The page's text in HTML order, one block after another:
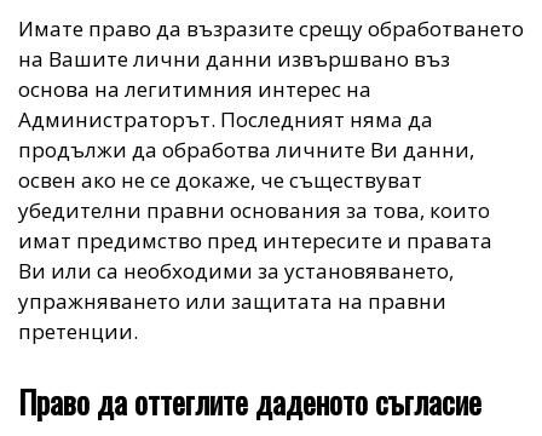
Имате право да възразите срещу обработването
на Вашите лични данни извършвано въз
основа на легитимния интерес на
Администраторът. Последният няма да
продължи да обработва личните Ви данни,
освен ако не се докаже, че съществуват
убедителни правни основания за това, които
имат предимство пред интересите и правата
Ви или са необходими за установяването,
упражняването или защитата на правни
претенции.
Право да оттеглите даденото съгласие